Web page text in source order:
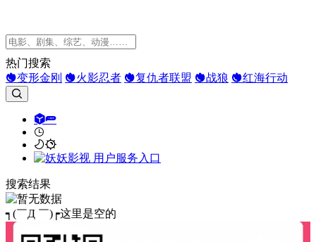
热门搜索
变形金刚
火影忍者 复仇者联盟 战狼 红海行动
搜索结果
┑(￣Д ￣)┍这里是空的